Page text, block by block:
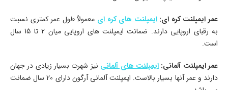
عمر ایمپلنت کره ‌ای: ایمپلنت ‌های کره ‌ای معمولاً طول عمر کمتری نسبت
به رقبای اروپایی دارند. ضمانت ایمپلنت ‌های اروپایی میان 2 تا 15 سال
است.
عمر ایمپلنت آلمانی: ایمپلنت ‌های آلمانی نیز شهرت بسیار زیادی در جهان
دارند و عمر آنها بسیار بالاست. ایمپلنت آلمانی آرگون دارای 20 سال ضمانت